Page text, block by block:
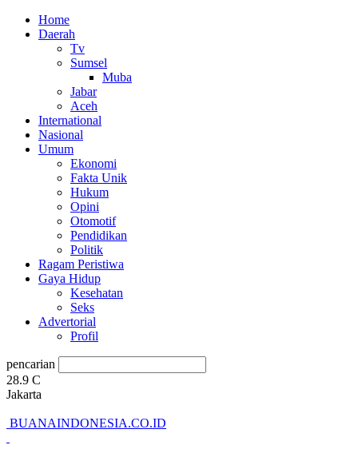
Home
Daerah
Tv
Sumsel
Muba
Jabar
Aceh
International
Nasional
Umum
Ekonomi
Fakta Unik
Hukum
Opini
Otomotif
Pendidikan
Politik
Ragam Peristiwa
Gaya Hidup
Kesehatan
Seks
Advertorial
Profil
pencarian
28.9 C
Jakarta
BUANAINDONESIA.CO.ID